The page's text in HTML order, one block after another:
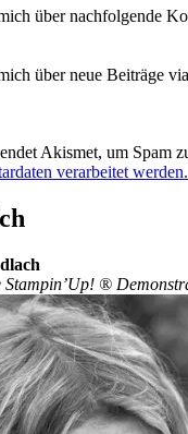
über nachfolgende
über neue Beiträge
Akismet, um Spam
verarbeitet werden.
®